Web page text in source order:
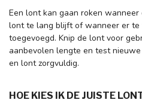
Een lont kan gaan roken
lont te lang blijft of wanneer er
toegevoegd. Knip de lont voor
aanbevolen lengte en test
en lont zorgvuldig.
HOE KIES IK DE JUISTE